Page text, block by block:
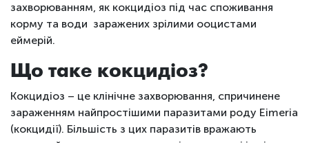
захворюванням, як кокцидіоз під час споживання
корму та води заражених зрілими ооцистами
еймерій.
Що таке кокцидіоз?
Кокцидіоз – це клінічне захворювання, спричинене
зараженням найпростішими паразитами роду Eimeria
(кокцидії). Більшість з цих паразитів вражають